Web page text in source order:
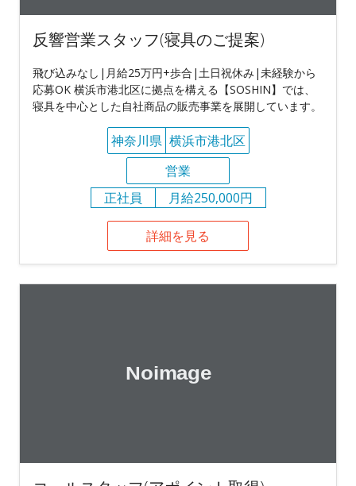
反響営業スタッフ(寝具のご提案)
飛び込みなし|月給25万円+歩合|土日祝休み|未経験から
応募OK 横浜市港北区に拠点を構える【SOSHIN】では、
寝具を中心とした自社商品の販売事業を展開しています。
神奈川県 横浜市港北区
営業
正社員
月給250,000円
詳細を見る